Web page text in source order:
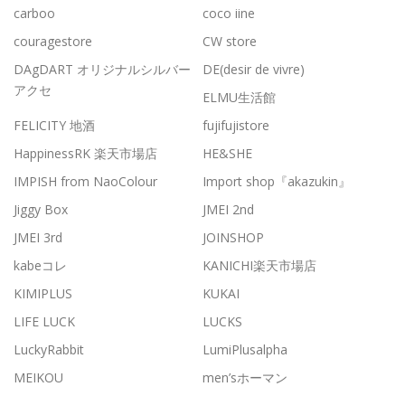
carboo
coco iine
couragestore
CW store
DAgDART オリジナルシルバー
アクセ
DE(desir de vivre)
ELMU生活館
FELICITY 地酒
fujifujistore
HappinessRK 楽天市場店
HE&SHE
IMPISH from NaoColour
Import shop『akazukin』
Jiggy Box
JMEI 2nd
JMEI 3rd
JOINSHOP
kabeコレ
KANICHI楽天市場店
KIMIPLUS
KUKAI
LIFE LUCK
LUCKS
LuckyRabbit
LumiPlusalpha
MEIKOU
men’sホーマン